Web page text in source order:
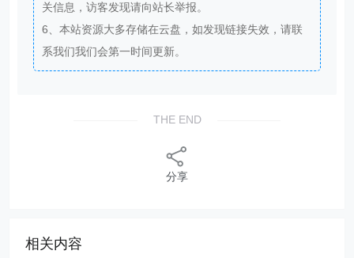
关信息，访客发现请向站长举报。
6、本站资源大多存储在云盘，如发现链接失效，请联
系我们我们会第一时间更新。
THE END
分享
相关内容